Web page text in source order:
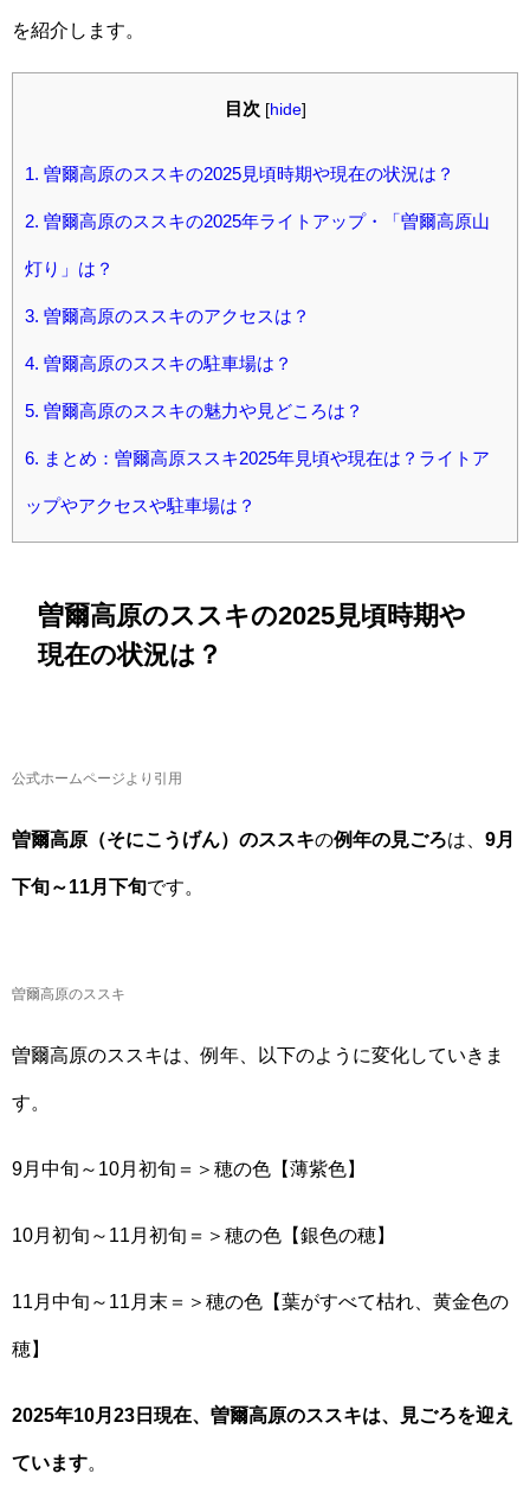
を紹介します。
目次 [hide]
1. 曽爾高原のススキの2025見頃時期や現在の状況は？
2. 曽爾高原のススキの2025年ライトアップ・「曽爾高原山
灯り」は？
3. 曽爾高原のススキのアクセスは？
4. 曽爾高原のススキの駐車場は？
5. 曽爾高原のススキの魅力や見どころは？
6. まとめ：曽爾高原ススキ2025年見頃や現在は？ライトア
ップやアクセスや駐車場は？
曽爾高原のススキの2025見頃時期や
現在の状況は？
公式ホームページより引用
曽爾高原 （そにこうげん） のススキの例年の見ごろは、 9月
下旬～11月下旬です。
曽爾高原のススキ
曽爾高原のススキは、例年、以下のように変化していきま
す。
9月中旬～10月初旬＝＞穂の色【薄紫色】
10月初旬～11月初旬＝＞穂の色【銀色の穂】
11月中旬～11月末＝＞穂の色【葉がすべて枯れ、黄金色の
穂】
2025年10月23日現在、曽爾高原のススキは、見ごろを迎え
ています。